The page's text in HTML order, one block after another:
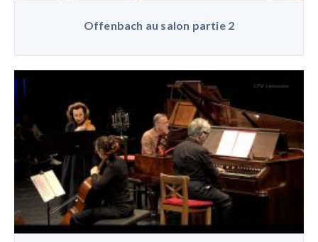
Offenbach au salon partie 2